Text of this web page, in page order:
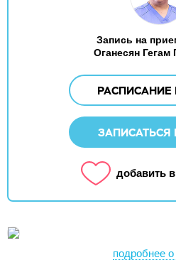
Запись на
Оганесян Гегам
РАСПИСАНИЕ
ЗАПИСАТЬСЯ
добавить
подробнее